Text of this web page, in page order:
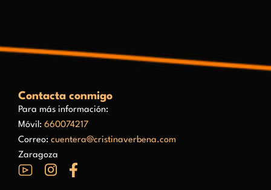
Contacta conmigo
Para más información:
Móvil: 660074217
Correo: cuentera@cristinaverbena.com
Zaragoza